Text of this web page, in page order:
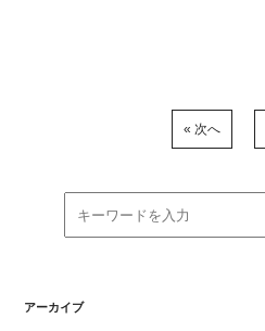
« 次へ
アーカイブ